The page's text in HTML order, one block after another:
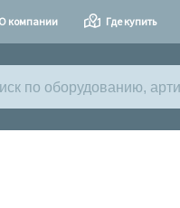
О компании Где купить